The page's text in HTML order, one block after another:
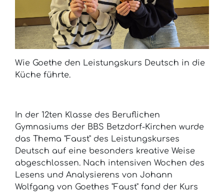
Wie Goethe den Leistungskurs Deutsch in die
Küche führte.
In der 12ten Klasse des Beruflichen
Gymnasiums der BBS Betzdorf-Kirchen wurde
das Thema "Faust" des Leistungskurses
Deutsch auf eine besonders kreative Weise
abgeschlossen. Nach intensiven Wochen des
Lesens und Analysierens von Johann
Wolfgang von Goethes "Faust" fand der Kurs